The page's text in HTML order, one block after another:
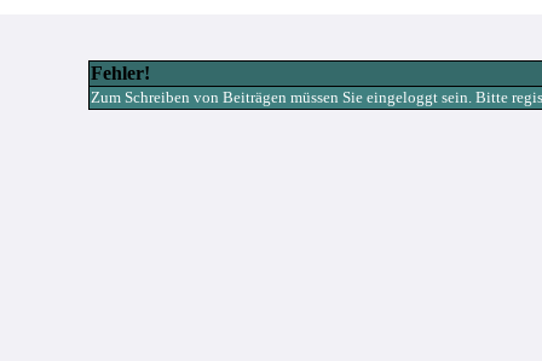
Fehler!
Zum Schreiben von Beiträgen müssen Sie eingeloggt sein. Bitte